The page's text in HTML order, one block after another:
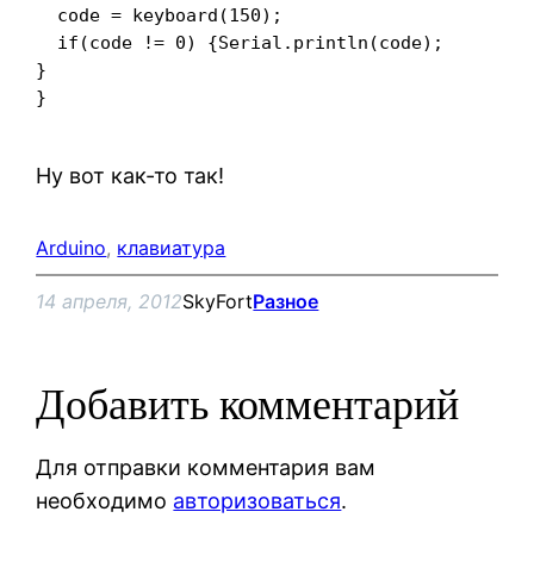
  code = keyboard(150);
  if(code != 0) {Serial.println(code);
}
}
Ну вот как-то так!
Arduino, клавиатура
14 апреля, 2012SkyFortРазное
Добавить комментарий
Для отправки комментария вам
необходимо авторизоваться.